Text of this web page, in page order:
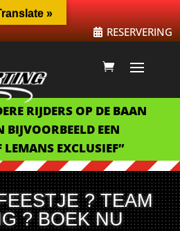
RESERVERING
RIJDERS OP DE BAAN
BIJVOORBEELD EEN
EXCLUSIEF”
? TEAM
? BOEK NU
»